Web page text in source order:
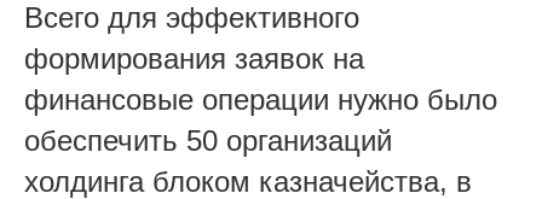
Всего для эффективного
формирования заявок на
финансовые операции нужно было
обеспечить 50 организаций
холдинга блоком казначейства, в